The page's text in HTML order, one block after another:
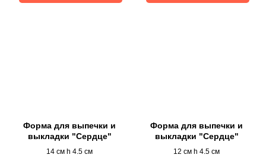
Форма для выпечки и
выкладки "Сердце"
14 см h 4.5 см
Форма для выпечки и
выкладки "Сердце"
12 см h 4.5 см